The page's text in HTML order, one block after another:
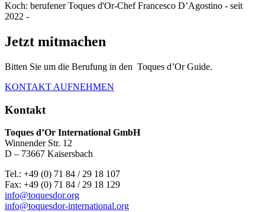
Koch: berufener Toques d'Or-Chef Francesco D’Agostino - seit
2022 -
Jetzt mitmachen
Bitten Sie um die Berufung in den Toques d’Or Guide.
KONTAKT AUFNEHMEN
Kontakt
Toques d’Or International GmbH
Winnender Str. 12
D – 73667 Kaisersbach
Tel.: +49 (0) 71 84 / 29 18 107
Fax: +49 (0) 71 84 / 29 18 129
info@toquesdor.org
info@toquesdor-international.org